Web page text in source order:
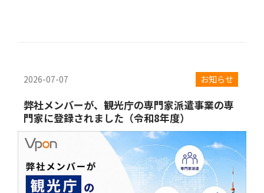
2026-07-07 お知らせ
弊社メンバーが、観光庁の専門家派遣事業の専
門家に登録されました（令和8年度）